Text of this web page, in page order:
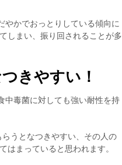
やかでおっとりしている傾向に
しまい、振り回されることが多
きやすい！
中毒菌に対しても強い耐性を持
うとなつきやすい、その人の
はまっていると思われます。